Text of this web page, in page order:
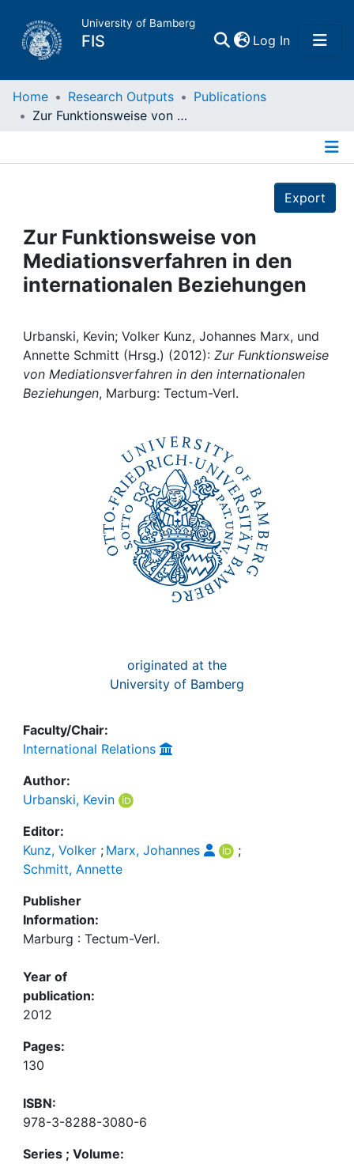
University of Bamberg
FIS Log In(current)
Home
Projects
People
Awards
My FIS
Home Research Outputs
Publications
Zur Funktionsweise von Mediationsverfahren in den internationalen Beziehungen
Export
Zur Funktionsweise von
Mediationsverfahren in den
internationalen Beziehungen
Urbanski, Kevin; Volker Kunz, Johannes Marx, und
Annette Schmitt (Hrsg.) (2012): Zur Funktionsweise
von Mediationsverfahren in den internationalen
Beziehungen, Marburg: Tectum-Verl.
originated at the
University of Bamberg
Faculty/Chair:
International Relations
Author:
Urbanski, Kevin
Editor:
Kunz, Volker ; Marx, Johannes
;
Schmitt, Annette
Publisher
Information:
Marburg : Tectum-Verl.
Year of
publication:
2012
Pages:
130
ISBN:
978-3-8288-3080-6
Series ; Volume: